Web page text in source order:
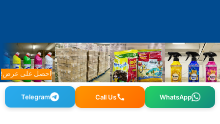
WhatsApp
Call Us
Telegram
احصل على عرض!